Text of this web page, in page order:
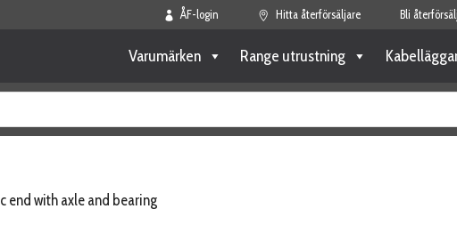
ÅF-login Hitta återförsäljare Bli
Varumärken Range utrustning
end with axle and bearing